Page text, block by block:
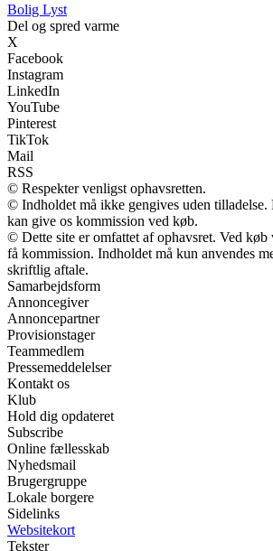
Bolig Lyst
Del og spred varme
X
Facebook
Instagram
LinkedIn
YouTube
Pinterest
TikTok
Mail
RSS
© Respekter venligst ophavsretten.
© Indholdet må ikke gengives uden tilladelse.
kan give os kommission ved køb.
© Dette site er omfattet af ophavsret. Ved
få kommission. Indholdet må kun anvendes
skriftlig aftale.
Samarbejdsform
Annoncegiver
Annoncepartner
Provisionstager
Teammedlem
Pressemeddelelser
Kontakt os
Klub
Hold dig opdateret
Subscribe
Online fællesskab
Nyhedsmail
Brugergruppe
Lokale borgere
Sidelinks
Websitekort
Tekster